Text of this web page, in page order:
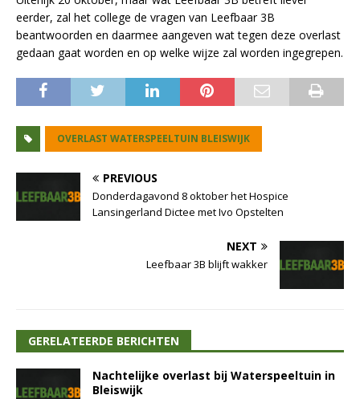
eerder, zal het college de vragen van Leefbaar 3B
beantwoorden en daarmee aangeven wat tegen deze overlast
gedaan gaat worden en op welke wijze zal worden ingegrepen.
OVERLAST WATERSPEELTUIN BLEISWIJK
PREVIOUS
Donderdagavond 8 oktober het Hospice
Lansingerland Dictee met Ivo Opstelten
NEXT
Leefbaar 3B blijft wakker
GERELATEERDE BERICHTEN
Nachtelijke overlast bij Waterspeeltuin in
Bleiswijk